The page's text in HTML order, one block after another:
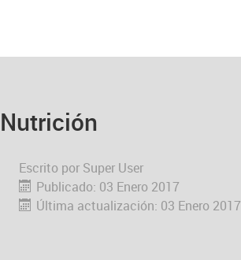
Nutrición
Escrito por Super User
Publicado: 03 Enero 2017
Última actualización: 03 Enero 2017